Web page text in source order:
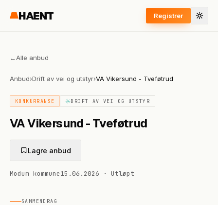
HAENT Registrer
←Alle anbud
Anbud›Drift av vei og utstyr›VA Vikersund - Tveføtrud
KONKURRANSE DRIFT AV VEI OG UTSTYR
VA Vikersund - Tveføtrud
Lagre anbud
Modum kommune15.06.2026 · Utløpt
SAMMENDRAG